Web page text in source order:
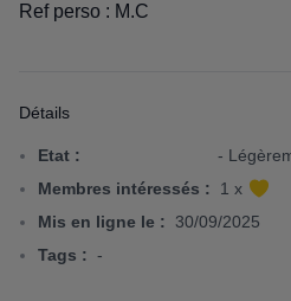
Ref perso : M.C
Détails
Etat :
-
Membres intéressés :
1 x
Mis en ligne le :
30/09/2025
Tags : -